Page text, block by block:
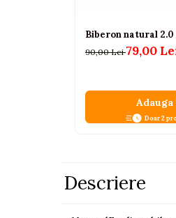
Jocuri sportive
Jucarii educative din lemn
Muzica si instrumente
Saltelute si centre de activitati
Biberon natural
90,00 Lei79,00
Doar 2
Descriere